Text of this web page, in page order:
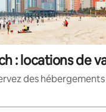
: locations de
des